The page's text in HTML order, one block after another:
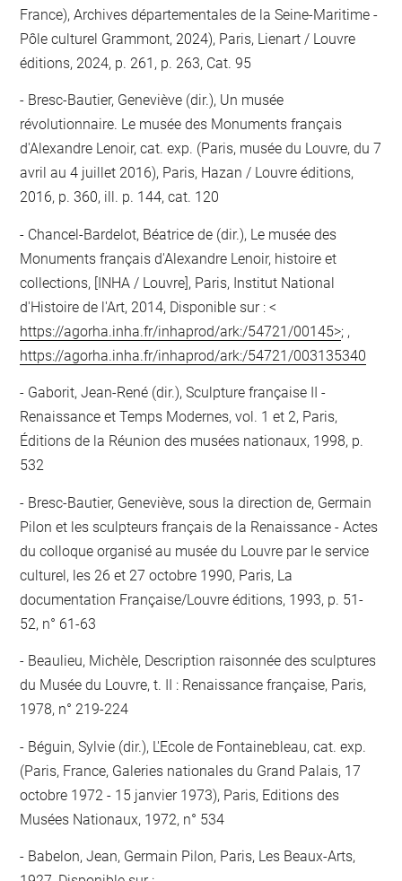
France), Archives départementales de la Seine-Maritime -
Pôle culturel Grammont, 2024), Paris, Lienart / Louvre
éditions, 2024, p. 261, p. 263, Cat. 95
Bresc-Bautier, Geneviève (dir.), Un musée
révolutionnaire. Le musée des Monuments français
d'Alexandre Lenoir, cat. exp. (Paris, musée du Louvre, du 7
avril au 4 juillet 2016), Paris, Hazan / Louvre éditions,
2016, p. 360, ill. p. 144, cat. 120
Chancel-Bardelot, Béatrice de (dir.), Le musée des
Monuments français d'Alexandre Lenoir, histoire et
collections, [INHA / Louvre], Paris, Institut National
d'Histoire de l'Art, 2014, Disponible sur : <
https://agorha.inha.fr/inhaprod/ark:/54721/00145>; ,
https://agorha.inha.fr/inhaprod/ark:/54721/003135340
Gaborit, Jean-René (dir.), Sculpture française II -
Renaissance et Temps Modernes, vol. 1 et 2, Paris,
Éditions de la Réunion des musées nationaux, 1998, p.
532
Bresc-Bautier, Geneviève, sous la direction de, Germain
Pilon et les sculpteurs français de la Renaissance - Actes
du colloque organisé au musée du Louvre par le service
culturel, les 26 et 27 octobre 1990, Paris, La
documentation Française/Louvre éditions, 1993, p. 51-
52, n° 61-63
Beaulieu, Michèle, Description raisonnée des sculptures
du Musée du Louvre, t. II : Renaissance française, Paris,
1978, n° 219-224
Béguin, Sylvie (dir.), L'Ecole de Fontainebleau, cat. exp.
(Paris, France, Galeries nationales du Grand Palais, 17
octobre 1972 - 15 janvier 1973), Paris, Editions des
Musées Nationaux, 1972, n° 534
Babelon, Jean, Germain Pilon, Paris, Les Beaux-Arts,